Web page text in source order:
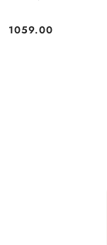
Cena:
1059.00